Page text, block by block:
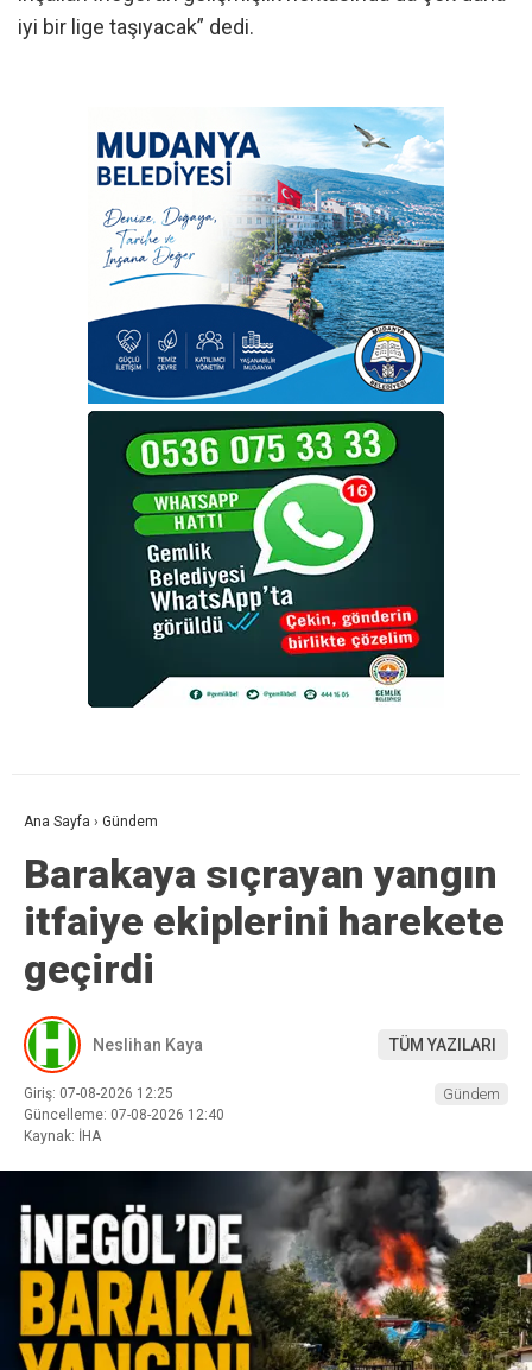
iyi bir lige taşıyacak” dedi.
Ana Sayfa › Gündem
Barakaya sıçrayan yangın
itfaiye ekiplerini harekete
geçirdi
Neslihan Kaya TÜM YAZILARI
Giriş: 07-08-2026 12:25
Güncelleme: 07-08-2026 12:40
Kaynak: İHA
Gündem